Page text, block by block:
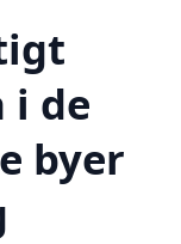
i de
byer